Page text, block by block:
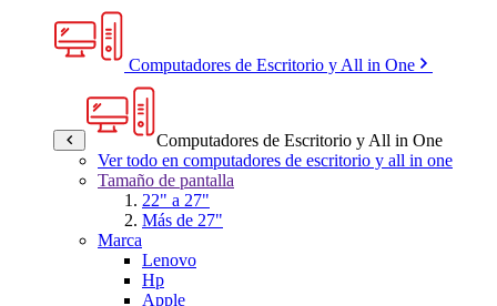
Computadores de Escritorio y All in One
Computadores de Escritorio y All in One
Ver todo en computadores de escritorio y all in one
Tamaño de pantalla
22" a 27"
Más de 27"
Marca
Lenovo
Hp
Apple